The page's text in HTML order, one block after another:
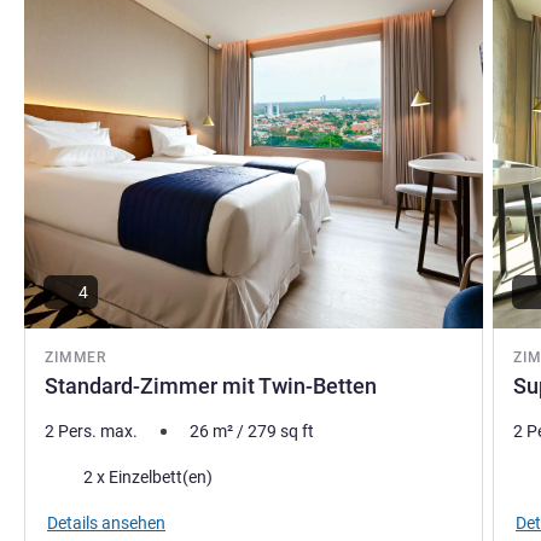
ZIMMER
Standard-Zimmer mit Twin-Betten
4
2 Pers. max. 26 m²/279 sq ft
Bettwäsche
2 x Einzelbett(en)
Details ansehen
2